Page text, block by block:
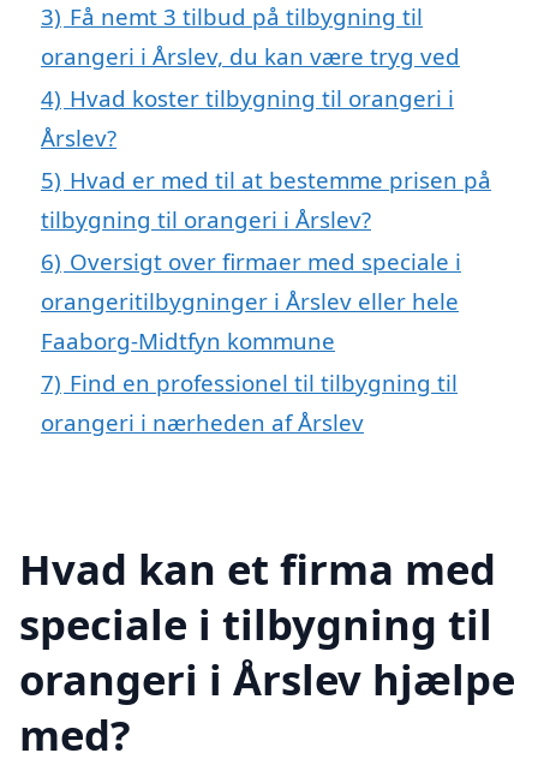
3) Få nemt 3 tilbud på tilbygning til
orangeri i Årslev, du kan være tryg ved
4) Hvad koster tilbygning til orangeri i
Årslev?
5) Hvad er med til at bestemme prisen på
tilbygning til orangeri i Årslev?
6) Oversigt over firmaer med speciale i
orangeritilbygninger i Årslev eller hele
Faaborg-Midtfyn kommune
7) Find en professionel til tilbygning til
orangeri i nærheden af Årslev
Hvad kan et firma med
speciale i tilbygning til
orangeri i Årslev hjælpe
med?